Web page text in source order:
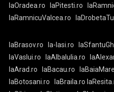
laOradea.ro
laPitesti.ro
laRamnicuValcea.ro
laBrasov.ro la-Iasi.ro
laVaslui.ro
laAlbaIulia.ro
laArad.ro
laBacau.ro
laBotosani.ro
laBraila.ro